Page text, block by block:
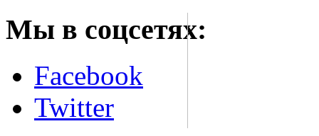
Мы в соцсетях:
Facebook
Twitter